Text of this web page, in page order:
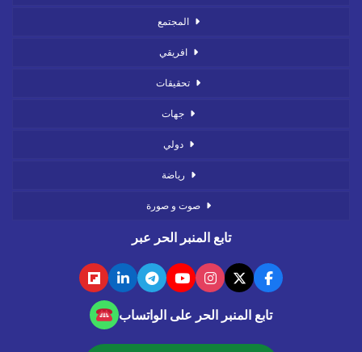
المجتمع
افريقي
تحقيقات
جهات
دولي
رياضة
صوت و صورة
تابع المنبر الحر عبر
تابع المنبر الحر على الواتساب